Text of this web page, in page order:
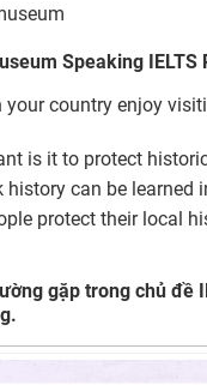
Speaking IELTS
your country enjoy
is it to protect
history can be learned
protect their local
gặp trong chủ đề